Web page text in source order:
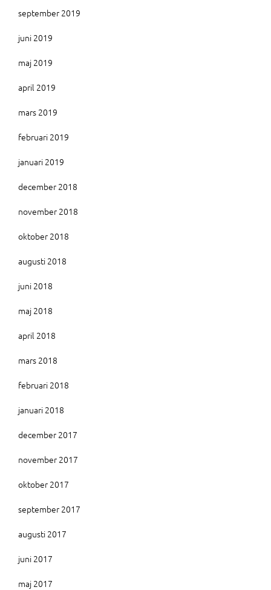
september 2019
juni 2019
maj 2019
april 2019
mars 2019
februari 2019
januari 2019
december 2018
november 2018
oktober 2018
augusti 2018
juni 2018
maj 2018
april 2018
mars 2018
februari 2018
januari 2018
december 2017
november 2017
oktober 2017
september 2017
augusti 2017
juni 2017
maj 2017